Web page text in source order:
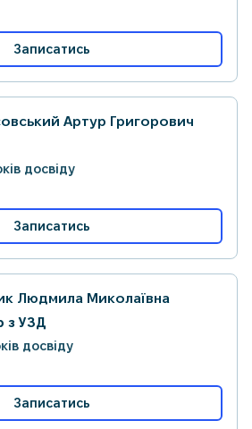
Записатись
Артур Григорович
досвіду
Записатись
Людмила Миколаївна
з УЗД
досвіду
Записатись